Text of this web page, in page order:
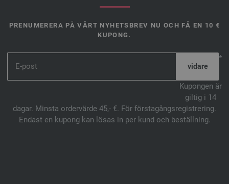
PRENUMERERA PÅ VÅRT NYHETSBREV NU OCH FÅ EN 10 €
KUPONG.
*
Kupongen är
giltig i 14
dagar. Minsta ordervärde 45,- €. För förstagångsregistrering.
Endast en kupong kan lösas in per kund och beställning.